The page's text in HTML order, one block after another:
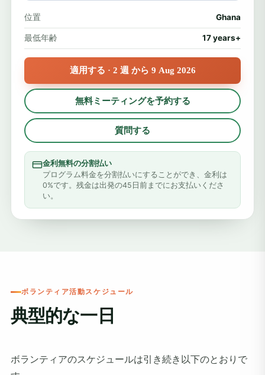
位置 Ghana
最低年齢 17 years+
適用する · 2 週 から 9 Aug 2026
無料ミーティングを予約する
質問する
金利無料の分割払い
プログラム料金を分割払いにすることができ、金利は
0%です。残金は出発の45日前までにお支払いくださ
い。
ボランティア活動スケジュール
典型的な一日
ボランティアのスケジュールは引き続き以下のとおりで